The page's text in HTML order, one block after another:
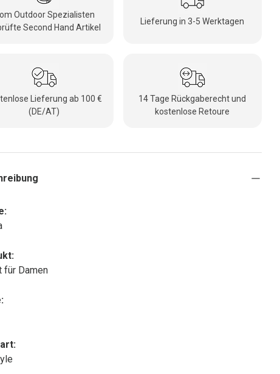
Outdoor Spezialisten
Second Hand Artikel
Lieferung in 3-5 Werktagen
Lieferung ab 100 €
(DE/AT)
14 Tage Rückgaberecht und
kostenlose Retoure
für Damen